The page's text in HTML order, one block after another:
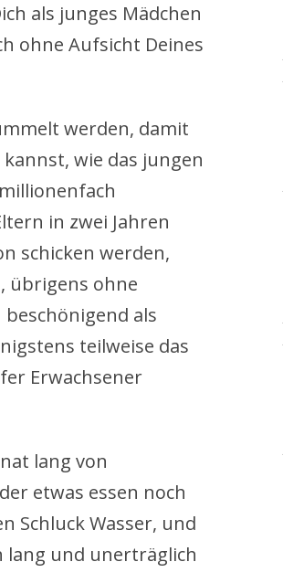
als junges Mädchen
ohne Aufsicht Deines
werden, damit
wie das jungen
in zwei Jahren
schicken werden,
übrigens ohne
als
teilweise das
Erwachsener
lang von
etwas essen noch
Schluck Wasser, und
lang und unerträglich